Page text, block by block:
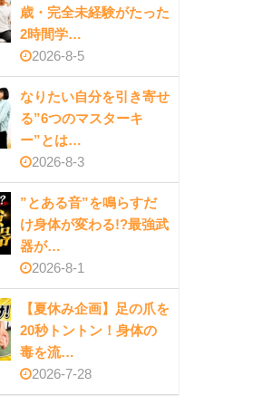
歳・完全未経験がたった
2時間学…
2026-8-5
なりたい自分を引き寄せ
る”6つのマスターキ
ー”とは…
2026-8-3
”とある音”を鳴らすだ
け身体が変わる!?最強武
器が…
2026-8-1
【夏休み企画】足の爪を
20秒トントン！身体の
毒を流…
2026-7-28